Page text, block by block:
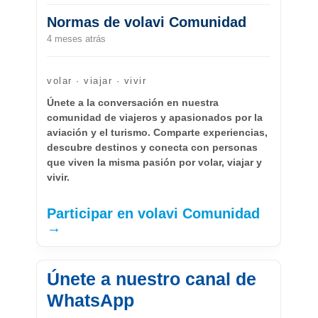
Normas de volavi Comunidad
4 meses atrás
volar · viajar · vivir
Únete a la conversación en nuestra
comunidad de viajeros y apasionados por la
aviación y el turismo. Comparte experiencias,
descubre destinos y conecta con personas
que viven la misma pasión por volar, viajar y
vivir.
Participar en volavi Comunidad
→
Únete a nuestro canal de
WhatsApp